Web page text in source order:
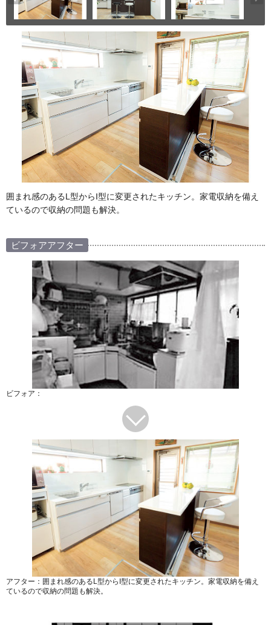
囲まれ感のあるL型からI型に変更されたキッチン。家電収納を備え
ているので収納の問題も解決。
ビフォアアフター
ビフォア：
アフター：囲まれ感のあるL型からI型に変更されたキッチン。家電収納を備え
ているので収納の問題も解決。